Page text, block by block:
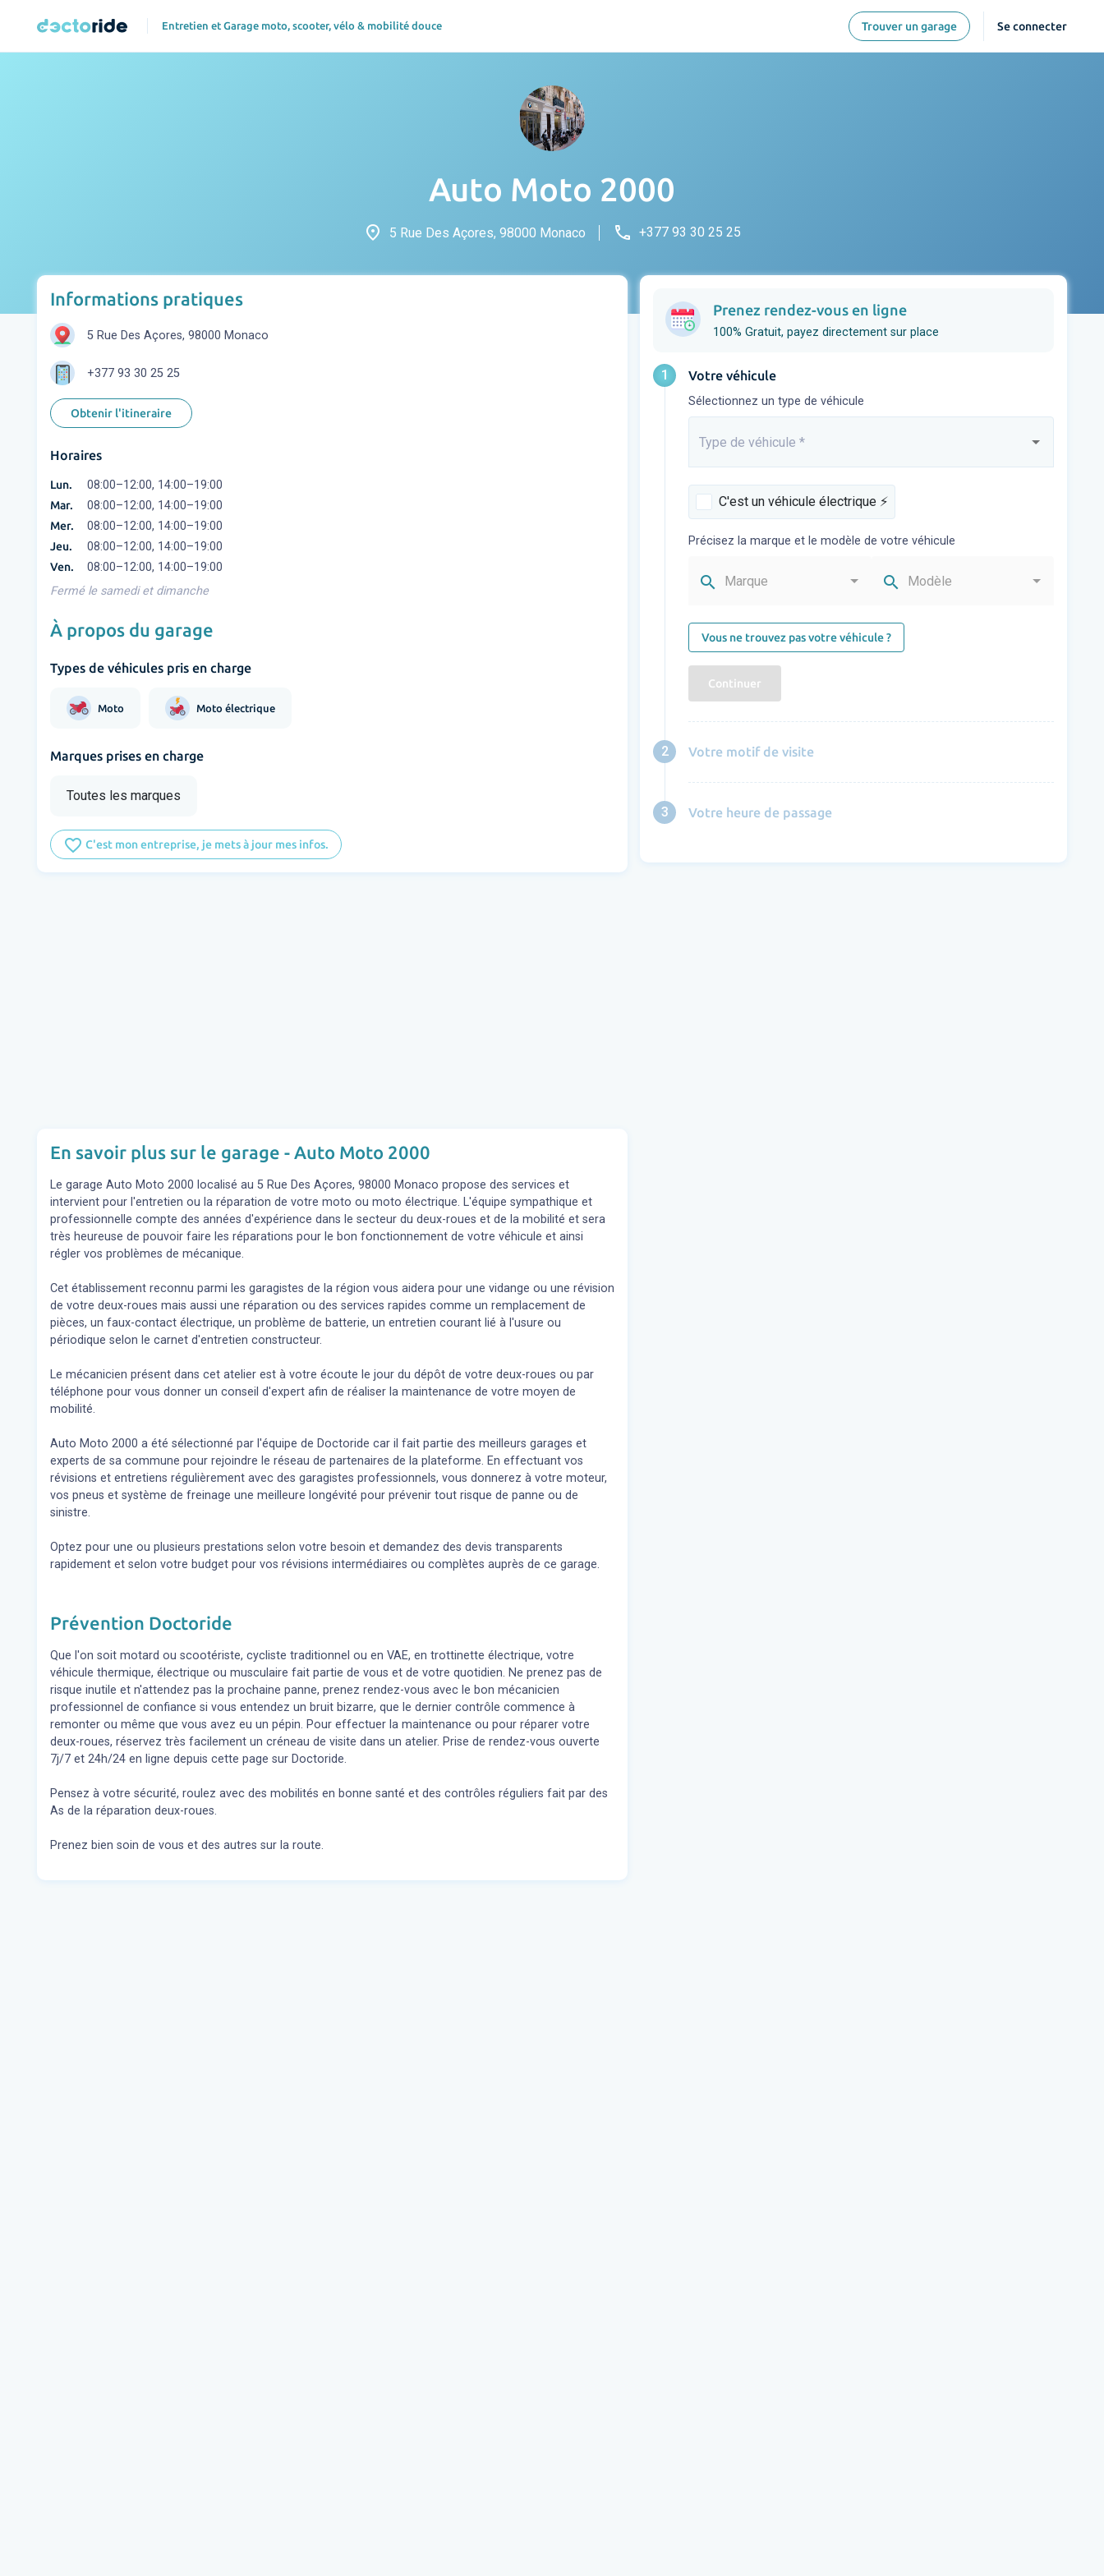
Entretien et Garage moto, scooter, vélo & mobilité douce Trouver un garage Se connecter
Auto Moto 2000
place 5 Rue Des Açores, 98000 Monaco phone +377 93 30 25 25
Informations pratiques
5 Rue Des Açores, 98000 Monaco
+377 93 30 25 25
Obtenir l'itineraire
Horaires
Lun. 08:00–12:00, 14:00–19:00
Mar. 08:00–12:00, 14:00–19:00
Mer. 08:00–12:00, 14:00–19:00
Jeu. 08:00–12:00, 14:00–19:00
Ven.
08:00–12:00, 14:00–19:00
Fermé le samedi et dimanche
À propos du garage
Types de véhicules pris en charge
Moto Moto électrique
Marques prises en charge
Toutes les marques
favorite_border C'est mon entreprise, je mets à jour mes infos.
En savoir plus sur le garage - Auto Moto 2000
Le garage Auto Moto 2000 localisé au 5 Rue Des Açores, 98000 Monaco propose des services et
intervient pour l'entretien ou la réparation de votre moto ou moto électrique. L'équipe sympathique et
professionnelle compte des années d'expérience dans le secteur du deux-roues et de la mobilité et sera
très heureuse de pouvoir faire les réparations pour le bon fonctionnement de votre véhicule et ainsi
régler vos problèmes de mécanique.
Cet établissement reconnu parmi les garagistes de la région vous aidera pour une vidange ou une révision
de votre deux-roues mais aussi une réparation ou des services rapides comme un remplacement de
pièces, un faux-contact électrique, un problème de batterie, un entretien courant lié à l'usure ou
périodique selon le carnet d'entretien constructeur.
Le mécanicien présent dans cet atelier est à votre écoute le jour du dépôt de votre deux-roues ou par
téléphone pour vous donner un conseil d'expert afin de réaliser la maintenance de votre moyen de
mobilité.
Auto Moto 2000 a été sélectionné par l'équipe de Doctoride car il fait partie des meilleurs garages et
experts de sa commune pour rejoindre le réseau de partenaires de la plateforme. En effectuant vos
révisions et entretiens régulièrement avec des garagistes professionnels, vous donnerez à votre moteur,
vos pneus et système de freinage une meilleure longévité pour prévenir tout risque de panne ou de
sinistre.
Optez pour une ou plusieurs prestations selon votre besoin et demandez des devis transparents
rapidement et selon votre budget pour vos révisions intermédiaires ou complètes auprès de ce garage.
Prévention Doctoride
Que l'on soit motard ou scootériste, cycliste traditionnel ou en VAE, en trottinette électrique, votre
véhicule thermique, électrique ou musculaire fait partie de vous et de votre quotidien. Ne prenez pas de
risque inutile et n'attendez pas la prochaine panne, prenez rendez-vous avec le bon mécanicien
professionnel de confiance si vous entendez un bruit bizarre, que le dernier contrôle commence à
remonter ou même que vous avez eu un pépin. Pour effectuer la maintenance ou pour réparer votre
deux-roues, réservez très facilement un créneau de visite dans un atelier. Prise de rendez-vous ouverte
7j/7 et 24h/24 en ligne depuis cette page sur Doctoride.
Pensez à votre sécurité, roulez avec des mobilités en bonne santé et des contrôles réguliers fait par des
As de la réparation deux-roues.
Prenez bien soin de vous et des autres sur la route.
Prenez rendez-vous en ligne
100% Gratuit, payez directement sur place
1 Votre véhicule
Sélectionnez un type de véhicule
Saisissez...
Type de véhicule *
C'est un véhicule électrique ⚡️
Précisez la marque et le modèle de votre véhicule
search Marque search Modèle
Vous ne trouvez pas votre véhicule ?
Continuer
2 Votre motif de visite
3 Votre heure de passage